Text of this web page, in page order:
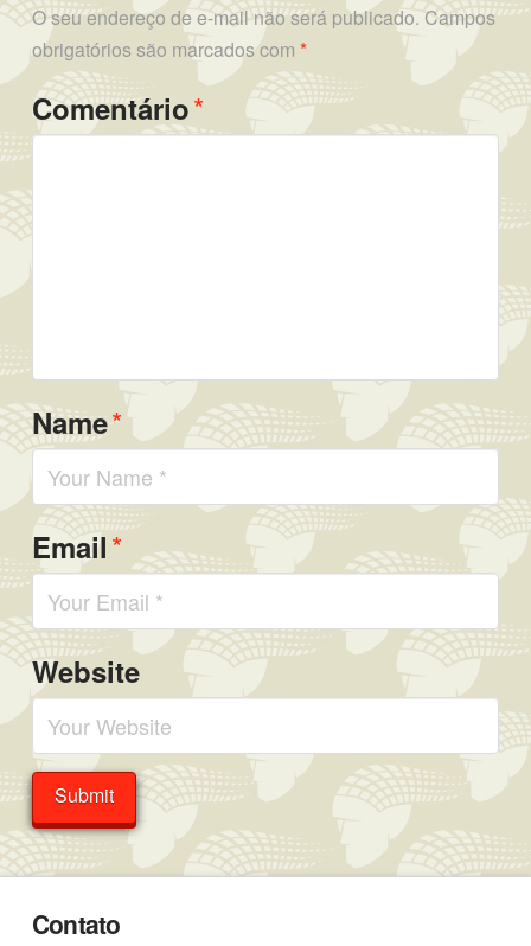
O seu endereço de e-mail não será publicado. Campos
obrigatórios são marcados com *
Comentário*
Name*
Email*
Website
Contato